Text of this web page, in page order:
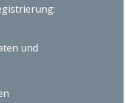
und